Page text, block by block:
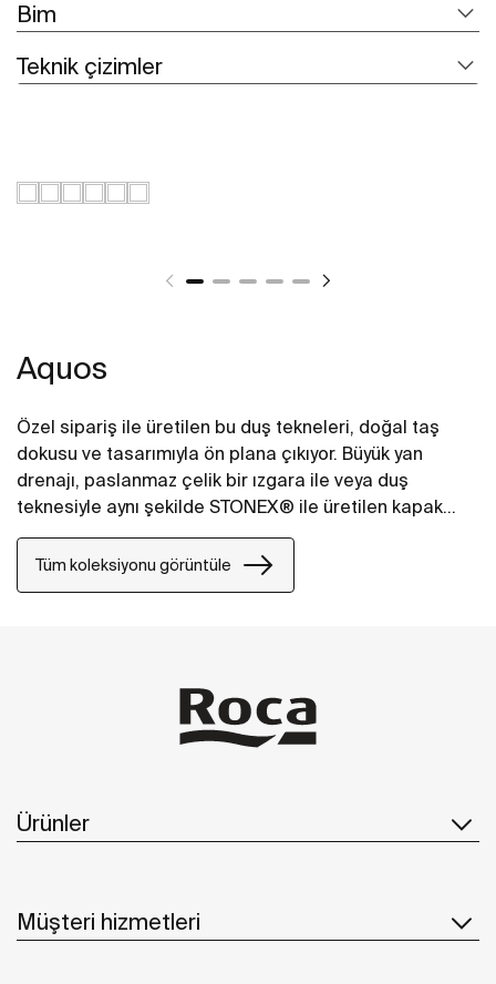
Bim
Teknik çizimler
Aquos
Özel sipariş ile üretilen bu duş tekneleri, doğal taş
dokusu ve tasarımıyla ön plana çıkıyor. Büyük yan
drenajı, paslanmaz çelik bir ızgara ile veya duş
teknesiyle aynı şekilde STONEX® ile üretilen kapak
seçenekleriyle sunuluyor.
Tüm koleksiyonu görüntüle
Ürünler
Müşteri hizmetleri